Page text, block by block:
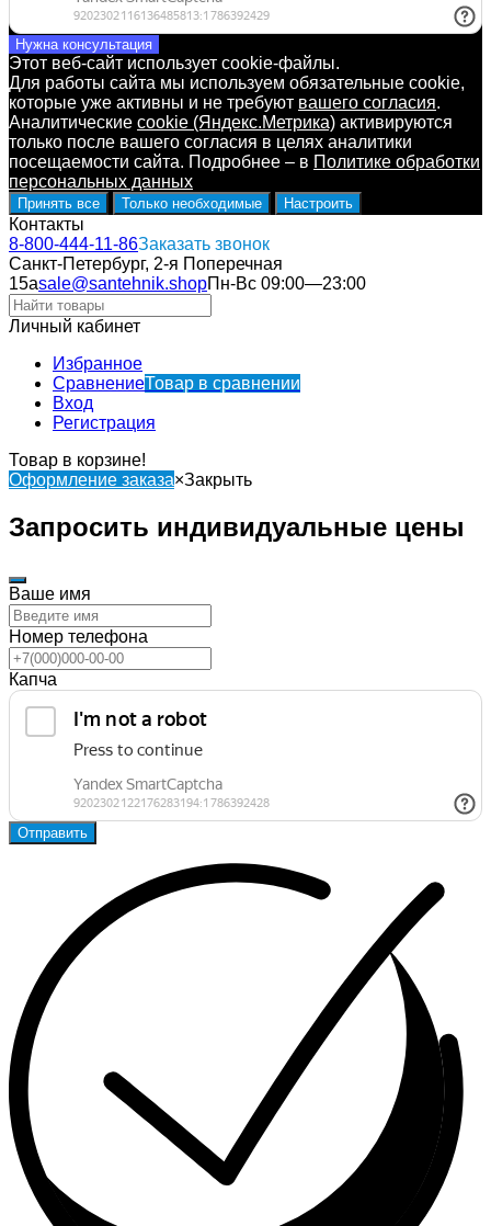
Нужна консультация
Этот веб-сайт использует cookie-файлы.
Для работы сайта мы используем обязательные cookie,
которые уже активны и не требуют вашего согласия.
Аналитические cookie (Яндекс.Метрика) активируются
только после вашего согласия в целях аналитики
посещаемости сайта. Подробнее – в Политике обработки
персональных данных
Принять все Только необходимые Настроить
Контакты
8-800-444-11-86Заказать звонок
Санкт-Петербург, 2-я Поперечная
15аsale@santehnik.shopПн-Вс 09:00—23:00
Личный кабинет
Избранное
СравнениеТовар в сравнении
Вход
Регистрация
Товар в корзине!
Оформление заказа×Закрыть
Запросить индивидуальные цены
Ваше имя
Номер телефона
Капча
Отправить